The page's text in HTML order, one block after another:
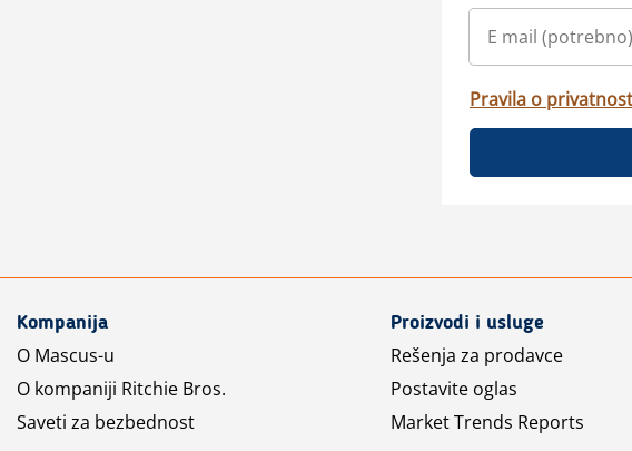
Pravila o
Kompanija
O Mascus-u
O kompaniji Ritchie Bros.
Saveti za bezbednost
Proizvodi i usluge
Rešenja za prodavce
Postavite oglas
Market Trends Reports